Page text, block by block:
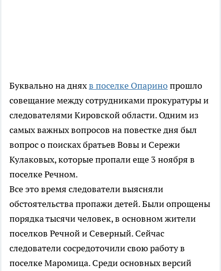
Буквально на дняхв поселке Опаринопрошло
совещание между сотрудниками прокуратуры и
следователями Кировской области. Одним из
самых важных вопросов на повестке дня был
вопрос о поисках братьев Вовы и Сережи
Кулаковых, которые пропали еще 3 ноября в
поселке Речном.
Все это время следователи выясняли
обстоятельства пропажи детей. Были опрощены
порядка тысячи человек, в основном жители
поселков Речной и Северный. Сейчас
следователи сосредоточили свою работу в
поселке Маромица. Среди основных версий